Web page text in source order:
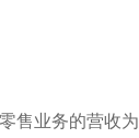
售业务的营收